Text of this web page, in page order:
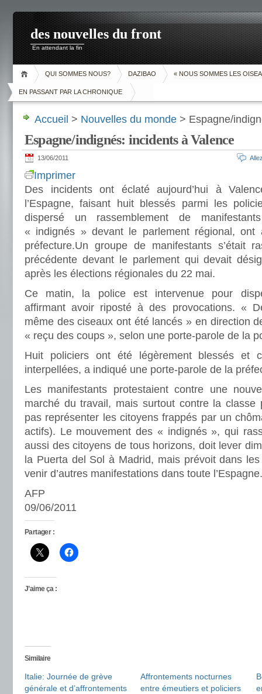
des nouvelles du front
En attendant la fin
QUI SOMMES NOUS? DAZIBAO « NOUS SOMMES LES
EN PASSANT PAR LA CHRONIQUE
Accueil > Nouvelles du monde > Espagne/
Espagne/indignés: incidents à Valence
13/06/2011
Imprimer
Des incidents ont éclaté aujourd’hui à
l’Espagne, faisant huit blessés parmi les
dispersé un rassemblement de
« indignés » devant le parlement régional,
préfecture.Un groupe de manifestants s’était
précédente devant le parlement qui devait
après les élections régionales du 22 mai.
Ce matin, la police est intervenue pour
affirmant avoir riposté à des provocations. «
même des ciseaux ont été lancés » en direction
« reçu des coups », selon une porte-parole de la
Huit policiers ont été légèrement blessés et
interpellées, a indiqué une porte-parole de la
Les manifestants protestaient contre une
marché du travail, mais surtout contre la classe
pas représenter les citoyens frappés par un
actifs). Le mouvement des « indignés », qui
aussi des citoyens de tous horizons, doit lever
la Puerta del Sol à Madrid, mais prévoit dans
venir d’autres manifestations dans toute l’Espagne.
AFP
09/06/2011
Partager :
J’aime ça :
Similaire
Italie: Journée de grève
générale et d’affrontements
Affrontements nocturnes
entre émeutiers et policiers